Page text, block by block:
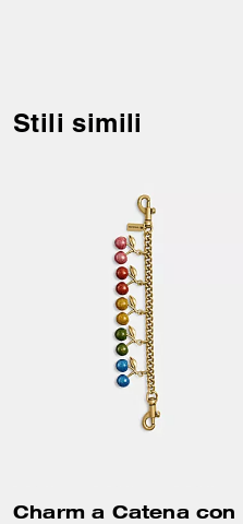
Stili simili